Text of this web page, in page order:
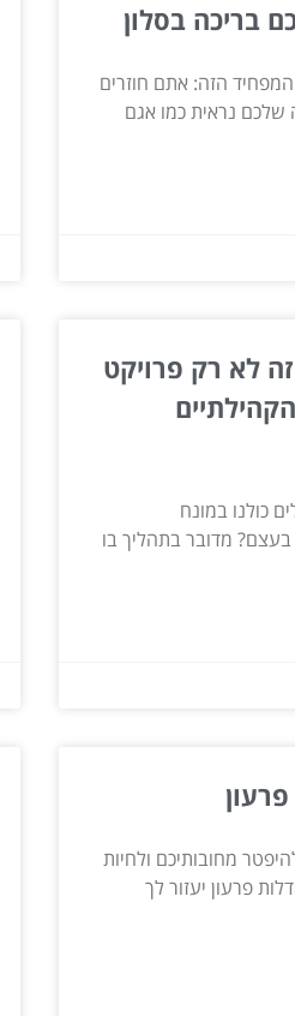
בריכה בסלון
הזה: אתם חוזרים
שלכם נראית כמו אגם
זה לא רק פרויקט
כולנו במונח
בעצם? מדובר בתהליך בו
מחובותיכם ולחיות
פרעון יעזור לך